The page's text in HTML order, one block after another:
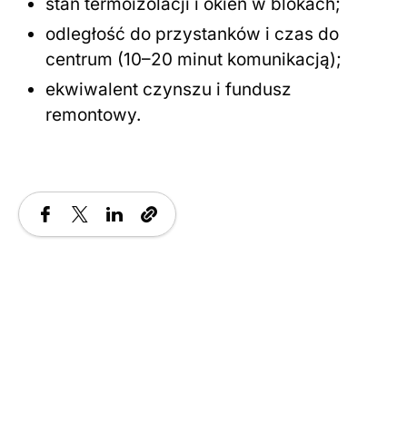
stan termoizolacji i okien w blokach;
odległość do przystanków i czas do
centrum (10–20 minut komunikacją);
ekwiwalent czynszu i fundusz
remontowy.